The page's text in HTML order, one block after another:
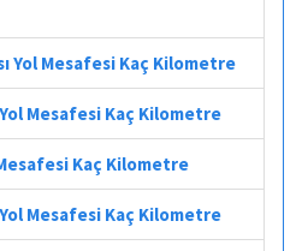
Yol Mesafesi Kaç Kilometre
Mesafesi Kaç Kilometre
Kaç Kilometre
Mesafesi Kaç Kilometre